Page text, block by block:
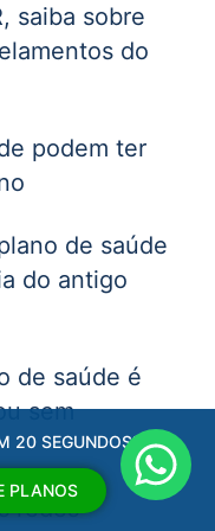
saiba sobre
do
podem ter
de saúde
do antigo
de saúde é
sem
redes
20 SEGUNDOS?
PLANOS